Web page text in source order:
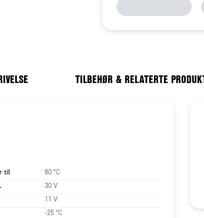
passer.
A2 osv.
eller med
testuttak.
sikker og
er en
og en rask
TILBEHØR & RELATERTE
til 80 °C
30 V
11 V
-25 °C